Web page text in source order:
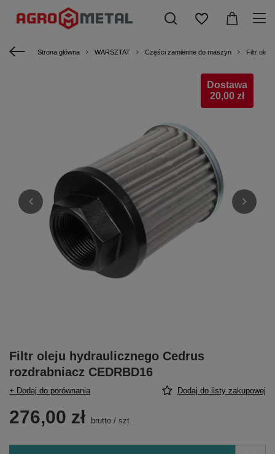
Strona główna WARSZTAT Części zamienne do maszyn Filtr
Dostawa
20,00 zł
Filtr oleju hydraulicznego Cedrus
rozdrabniacz CEDRBD16
+ Dodaj do porównania Dodaj do listy zakupowej
276,00 zł brutto / szt.